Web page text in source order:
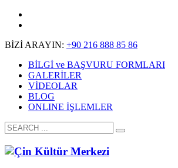
BİZİ ARAYIN: +90 216 888 85 86
BİLGİ ve BAŞVURU FORMLARI
GALERİLER
VİDEOLAR
BLOG
ONLINE İŞLEMLER